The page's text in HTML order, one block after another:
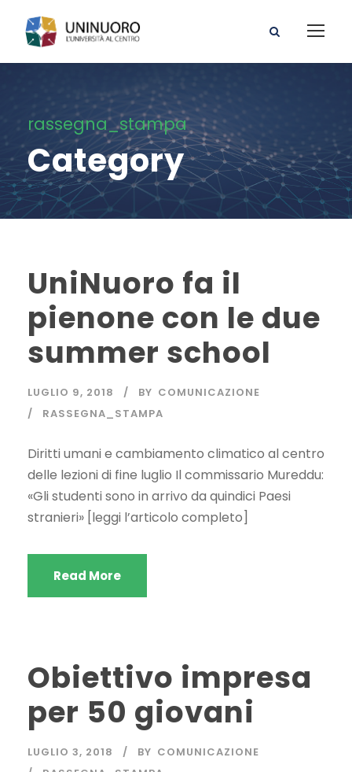
rassegna_stampa
Category
UniNuoro fa il
pienone con le due
summer school
LUGLIO 9, 2018 BY COMUNICAZIONE
RASSEGNA_STAMPA
Diritti umani e cambiamento climatico al centro
delle lezioni di fine luglio Il commissario Mureddu:
«Gli studenti sono in arrivo da quindici Paesi
stranieri» [leggi l’articolo completo]
Read More
Obiettivo impresa
per 50 giovani
LUGLIO 3, 2018 BY COMUNICAZIONE